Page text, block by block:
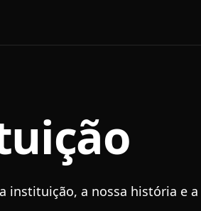
instituição, a nossa história e